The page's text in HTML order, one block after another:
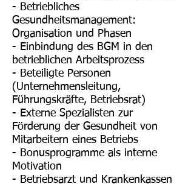
- Betriebliches
Gesundheitsmanagement:
Organisation und Phasen
- Einbindung des BGM in den
betrieblichen Arbeitsprozess
- Beteiligte Personen
(Unternehmensleitung,
Führungskräfte, Betriebsrat)
- Externe Spezialisten zur
Förderung der Gesundheit von
Mitarbeitern eines Betriebs
- Bonusprogramme als interne
Motivation
- Betriebsarzt und Krankenkassen